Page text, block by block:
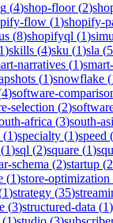
(4)shop-floor(2)
flow (1)shopify-
(8)shopifyql (1)
1)skills (4)sku (1)sla (5
narratives (1)
(1)snowflake (
4)software-
selection (2)
africa (3)south-
(1)specialty (1)speed (
(1)sql (2)square (1)
schema (2)startup (2
(1)store-optimization
1)strategy (35)
(3)structured-data (1)